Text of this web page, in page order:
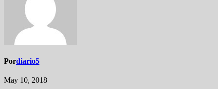
Pordiario5
May 10, 2018